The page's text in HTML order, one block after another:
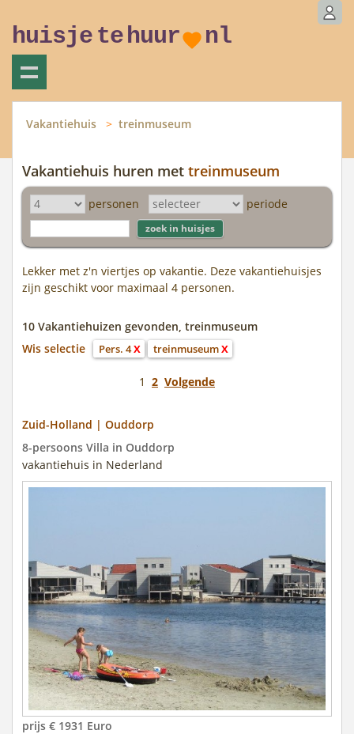
huisje tehuur nl
Vakantiehuis treinmuseum
Vakantiehuis huren met treinmuseum
personen periode
Lekker met z'n viertjes op vakantie. Deze vakantiehuisjes
zijn geschikt voor maximaal 4 personen.
10 Vakantiehuizen gevonden, treinmuseum
Wis selectie
Pers. 4X treinmuseumX
1 2 Volgende
Zuid-Holland | Ouddorp
8-persoons Villa in Ouddorp
vakantiehuis in Nederland
prijs € 1931 Euro